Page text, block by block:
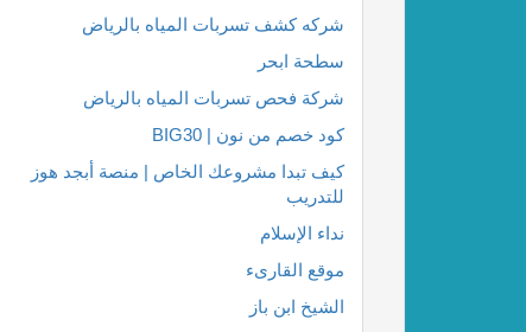
شركه كشف تسربات المياه بالرياض
سطحة ابحر
شركة فحص تسربات المياه بالرياض
كود خصم من نون | BIG30
كيف تبدا مشروعك الخاص | منصة أبجد هوز
للتدريب
نداء الإسلام
موقع القارىء
الشيخ ابن باز